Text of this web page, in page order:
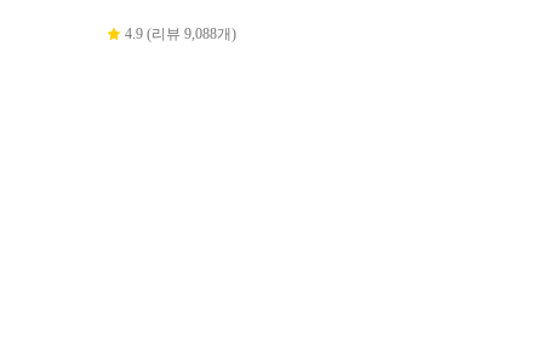
4.9 (리뷰 9,088개)